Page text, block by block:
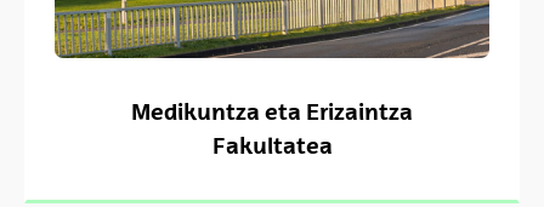
Medikuntza eta Erizaintza
Fakultatea